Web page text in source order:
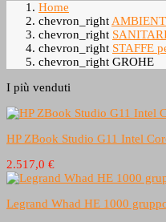
Home
chevron_right
chevron_right
chevron_right STAFFE
chevron_right GROHE
I più venduti
HP ZBook Studio G11 Intel
2.517,0 €
Legrand Whad HE 1000